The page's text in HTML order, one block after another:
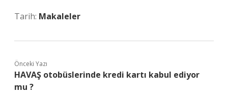
Tarih: Makaleler
Önceki Yazı
HAVAŞ otobüslerinde kredi kartı kabul ediyor
mu ?